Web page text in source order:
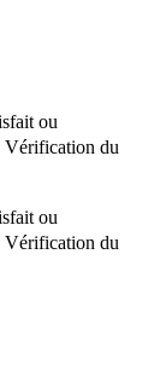
ou
Vérification du
ou
Vérification du